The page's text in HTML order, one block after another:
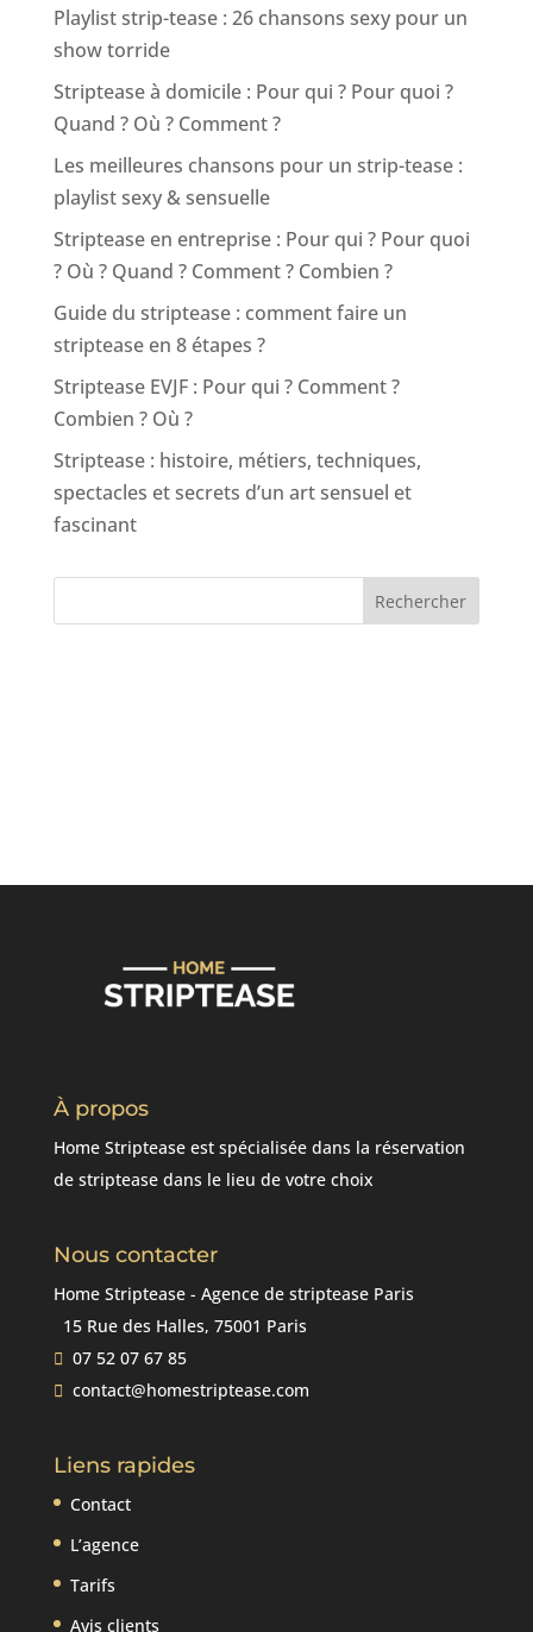
Playlist strip-tease : 26 chansons sexy pour un
show torride
Striptease à domicile : Pour qui ? Pour quoi ?
Quand ? Où ? Comment ?
Les meilleures chansons pour un strip-tease :
playlist sexy & sensuelle
Striptease en entreprise : Pour qui ? Pour quoi
? Où ? Quand ? Comment ? Combien ?
Guide du striptease : comment faire un
striptease en 8 étapes ?
Striptease EVJF : Pour qui ? Comment ?
Combien ? Où ?
Striptease : histoire, métiers, techniques,
spectacles et secrets d’un art sensuel et
fascinant
Rechercher
À propos
Home Striptease est spécialisée dans la réservation
de striptease dans le lieu de votre choix
Nous contacter
Home Striptease - Agence de striptease Paris
15 Rue des Halles, 75001 Paris
07 52 07 67 85
contact@homestriptease.com
Liens rapides
Contact
L’agence
Tarifs
Avis clients